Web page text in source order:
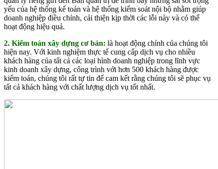
yếu của hệ thống kế toán và hệ thống kiểm soát nội bộ nhằm giúp
doanh nghiệp điều chỉnh, cải thiện kịp thời các lỗi này và có thể
hoạt động hiệu quả.
2. Kiểm toán xây dựng cơ bản: là hoạt động chính của chúng tôi
hiện nay. Với kinh nghiệm thực tế cung cấp dịch vụ cho nhiều
khách hàng của tất cả các loại hình doanh nghiệp trong lĩnh vực
kinh doanh xây dựng, công trình với hơn 500 khách hàng được
kiểm toán, chúng tôi rất tự tin để cam kết rằng chúng tôi sẽ phục vụ
tất cả khách hàng với chất lượng dịch vụ tốt nhất.